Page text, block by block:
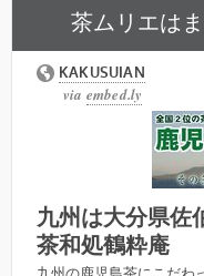
茶ムリエは